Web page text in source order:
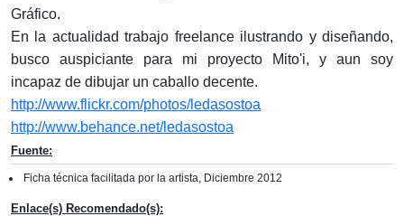
Gráfico.
En la actualidad trabajo freelance ilustrando y diseñando,
busco auspiciante para mi proyecto Mito'i, y aun soy
incapaz de dibujar un caballo decente.
http://www.flickr.com/photos/ledasostoa
http://www.behance.net/ledasostoa
Fuente:
Ficha técnica facilitada por la artista, Diciembre 2012
Enlace(s) Recomendado(s):